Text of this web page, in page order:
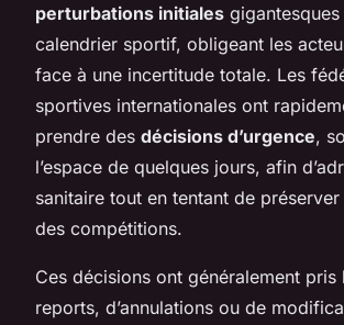
perturbations initiales
calendrier sportif, obligeant les
face à une incertitude totale. Les
sportives internationales ont
prendre des décisions d’urgence,
l’espace de quelques jours, afin
sanitaire tout en tentant de
des compétitions.
Ces décisions ont généralement
reports, d’annulations ou de